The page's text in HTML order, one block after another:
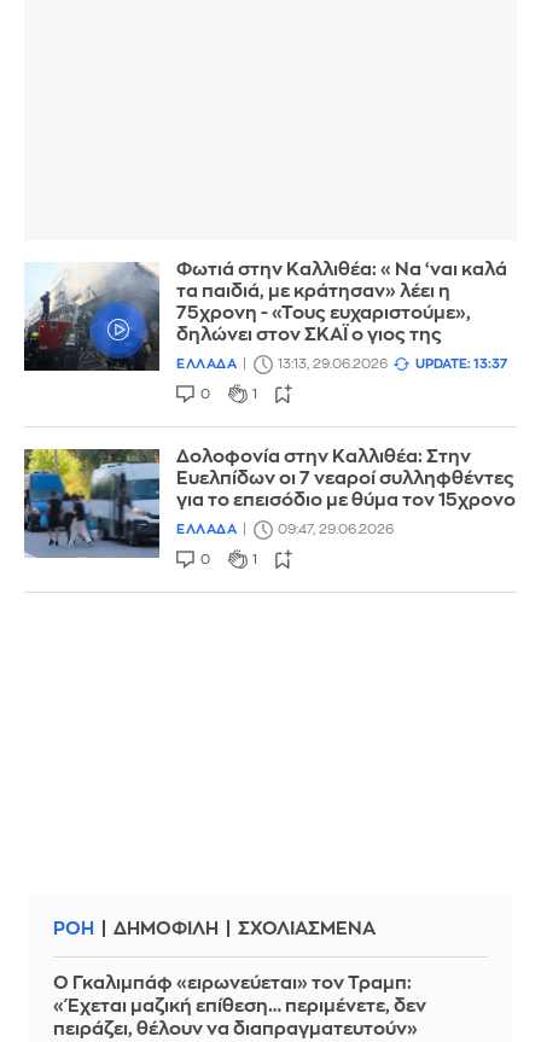
Φωτιά στην Καλλιθέα: «Να ‘ναι καλά
τα παιδιά, με κράτησαν» λέει η
75χρονη - «Τους ευχαριστούμε»,
δηλώνει στον ΣΚΑΪ ο γιος της
ΕΛΛΑΔΑ 13:13, 29.06.2026 UPDATE: 13:37
0 1
Δολοφονία στην Καλλιθέα: Στην
Ευελπίδων οι 7 νεαροί συλληφθέντες
για το επεισόδιο με θύμα τον 15χρονο
ΕΛΛΑΔΑ 09:47, 29.06.2026
0 1
ΡΟΗ ΔΗΜΟΦΙΛΗ ΣΧΟΛΙΑΣΜΕΝΑ
Ο Γκαλιμπάφ «ειρωνεύεται» τον Τραμπ:
«Έχεται μαζική επίθεση… περιμένετε, δεν
πειράζει, θέλουν να διαπραγματευτούν»